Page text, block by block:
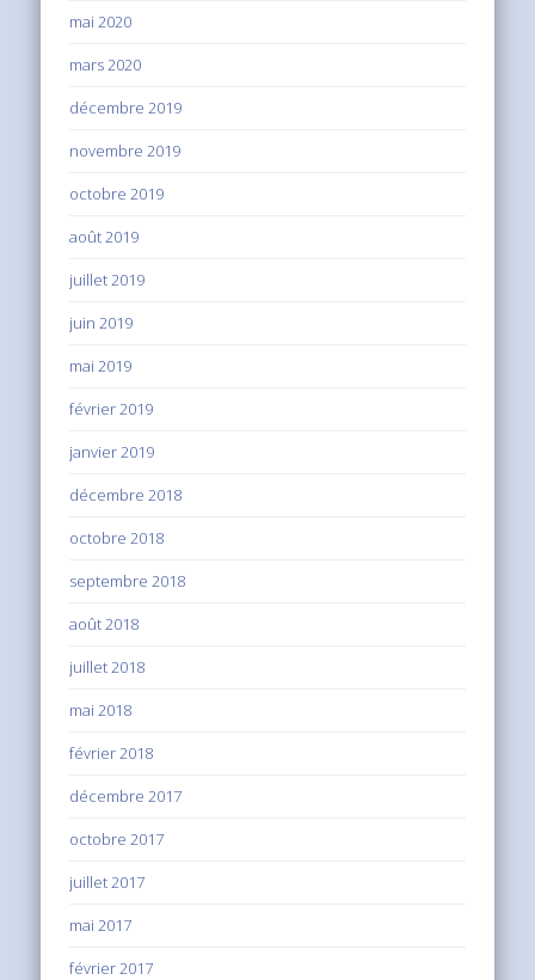
mai 2020
mars 2020
décembre 2019
novembre 2019
octobre 2019
août 2019
juillet 2019
juin 2019
mai 2019
février 2019
janvier 2019
décembre 2018
octobre 2018
septembre 2018
août 2018
juillet 2018
mai 2018
février 2018
décembre 2017
octobre 2017
juillet 2017
mai 2017
février 2017